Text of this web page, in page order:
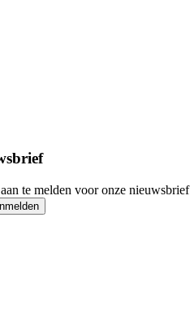
te melden voor onze nieuwsbrief